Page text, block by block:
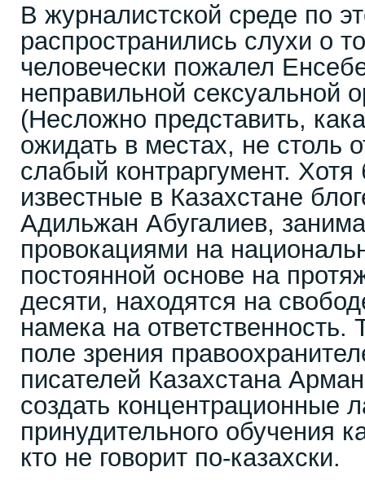
В журналистской среде по
распространились слухи о
человечески пожалел
неправильной сексуальной
(Несложно представить,
ожидать в местах, не столь
слабый контраргумент.
известные в Казахстане
Адильжан Абугалиев,
провокациями на
постоянной основе на
десяти, находятся на
намека на ответственность.
поле зрения
писателей Казахстана
создать концентрационные
принудительного обучения
кто не говорит по-казахски.